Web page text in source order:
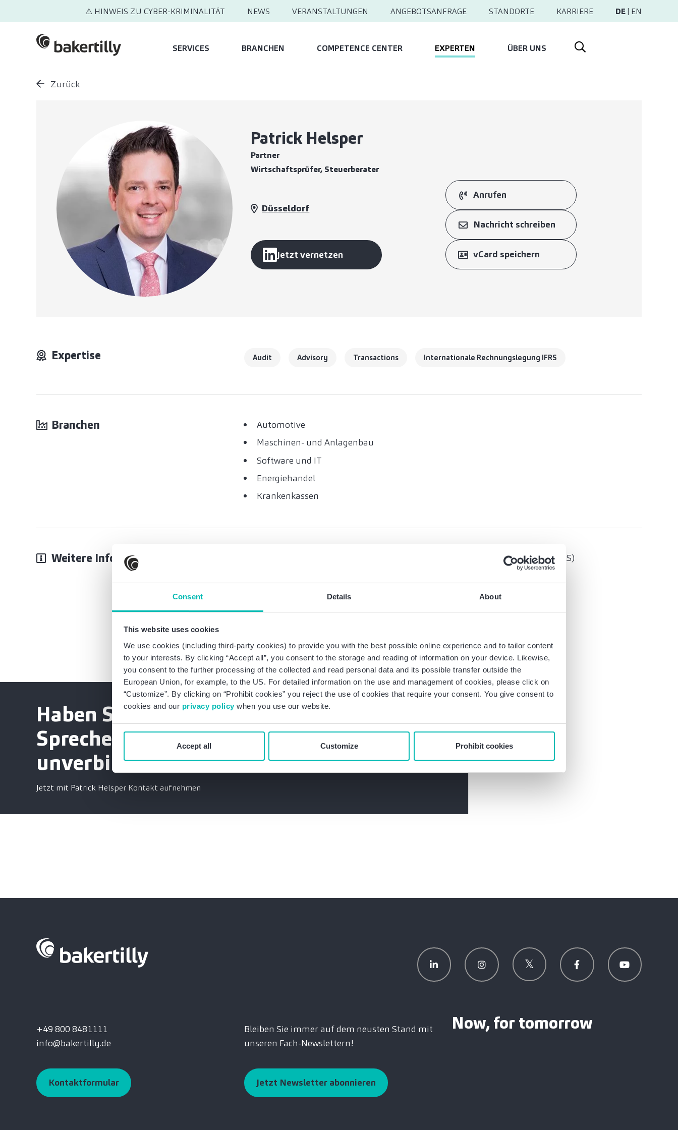
Consent Details About
This website uses cookies
We use cookies (including third-party cookies) to provide you with the best possible online experience and to tailor content
to your interests. By clicking “Accept all”, you consent to the storage and reading of information on your device. Likewise,
you consent to the further processing of the collected and read personal data and its possible transfer outside the
European Union, for example, to the US. For detailed information on the use and management of cookies, please click on
“Customize”. By clicking on “Prohibit cookies” you reject the use of cookies that require your consent. You give consent to
cookies and our privacy policy when you use our website.
Prohibit cookies
Customize
Accept all
⚠ HINWEIS ZU CYBER-KRIMINALITÄT NEWS VERANSTALTUNGEN ANGEBOTSANFRAGE STANDORTE KARRIERE DE| EN
SERVICES BRANCHEN COMPETENCE CENTER EXPERTEN ÜBER UNS
Zurück
Patrick Helsper
Partner
Wirtschaftsprüfer, Steuerberater
Düsseldorf
Jetzt vernetzen
Anrufen
Nachricht schreiben
vCard speichern
Expertise Audit Advisory Transactions Internationale Rechnungslegung IFRS
Branchen
Automotive
Maschinen- und Anlagenbau
Software und IT
Energiehandel
Krankenkassen
Weitere Informationen
Konzernabschlussprüfung internationaler Unternehmensgruppen (HGB, IFRS)
Accounting Advisory
Financial Due Diligence
Haben Sie Fragen?
Sprechen Sie mich
unverbindlich an.
Jetzt mit Patrick Helsper Kontakt aufnehmen
Kontakt aufnehmen
+49 800 8481111
info@bakertilly.de
Kontaktformular
Bleiben Sie immer auf dem neusten Stand mit
unseren Fach-Newslettern!
Jetzt Newsletter abonnieren
Now, for tomorrow